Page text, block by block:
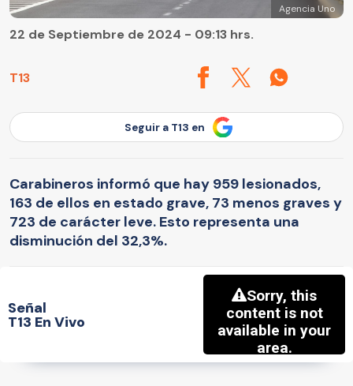
Agencia Uno
T13
22 de Septiembre de 2024 - 09:13 hrs.
Seguir a T13 en
Carabineros informó que hay 959 lesionados,
163 de ellos en estado grave, 73 menos graves y
723 de carácter leve. Esto representa una
disminución del 32,3%.
Señal
T13 En Vivo